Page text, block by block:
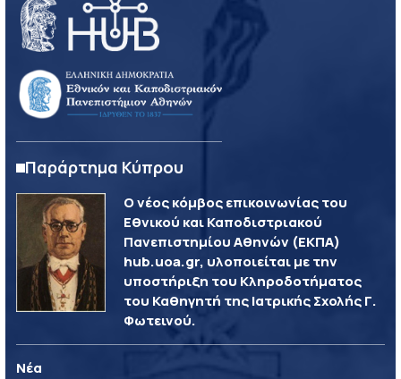
Παράρτημα Κύπρου
Ο νέος κόμβος επικοινωνίας του
Εθνικού και Καποδιστριακού
Πανεπιστημίου Αθηνών (ΕΚΠΑ)
hub.uoa.gr, υλοποιείται με την
υποστήριξη του Κληροδοτήματος
του Καθηγητή της Ιατρικής Σχολής Γ.
Φωτεινού.
Νέα